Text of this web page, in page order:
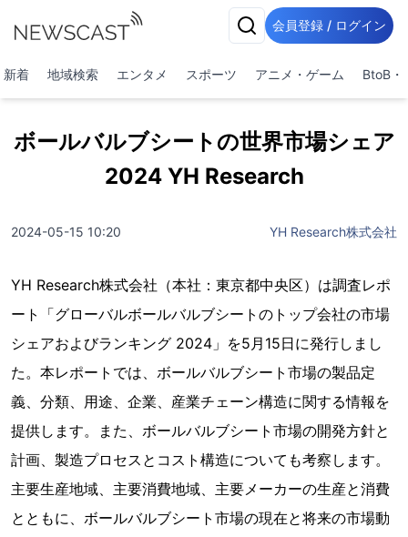
会員登録 / ログイン
新着 地域検索 エンタメ スポーツ アニメ・ゲーム BtoB・
ボールバルブシートの世界市場シェア
2024 YH Research
2024-05-15 10:20 YH Research株式会社
YH Research株式会社（本社：東京都中央区）は調査レポ
ート「グローバルボールバルブシートのトップ会社の市場
シェアおよびランキング 2024」を5月15日に発行しまし
た。本レポートでは、ボールバルブシート市場の製品定
義、分類、用途、企業、産業チェーン構造に関する情報を
提供します。また、ボールバルブシート市場の開発方針と
計画、製造プロセスとコスト構造についても考察します。
主要生産地域、主要消費地域、主要メーカーの生産と消費
とともに、ボールバルブシート市場の現在と将来の市場動